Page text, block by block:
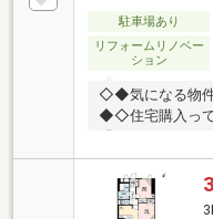
駐車場あり
リフォームリノベー
ション
◇◆気になる物件
◆◇住宅購入って
明いたします！
ご相談ください